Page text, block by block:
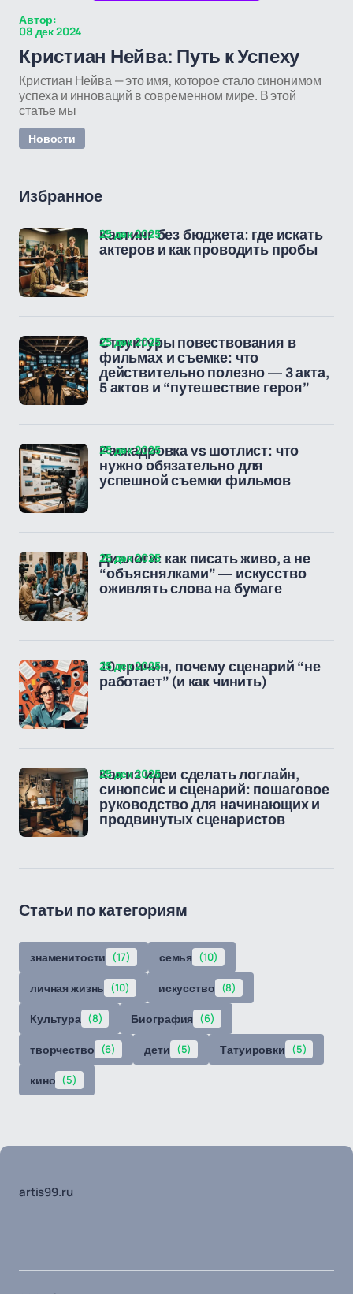
Автор:
08 дек 2024
Кристиан Нейва: Путь к Успеху
Кристиан Нейва — это имя, которое стало синонимом
успеха и инноваций в современном мире. В этой
статье мы
Новости
Избранное
Кастинг без бюджета: где искать
актеров и как проводить пробы
25 дек 2025
Структуры повествования в
фильмах и съемке: что
действительно полезно — 3 акта,
5 актов и “путешествие героя”
25 дек 2025
Раскадровка vs шотлист: что
нужно обязательно для
успешной съемки фильмов
25 дек 2025
Диалоги: как писать живо, а не
“объяснялками” — искусство
оживлять слова на бумаге
25 дек 2025
10 причин, почему сценарий “не
работает” (и как чинить)
25 дек 2025
Как из идеи сделать логлайн,
синопсис и сценарий: пошаговое
руководство для начинающих и
продвинутых сценаристов
25 дек 2025
Статьи по категориям
знаменитости (17) семья (10)
личная жизнь (10) искусство (8)
Культура (8) Биография (6)
творчество (6) дети (5) Татуировки (5)
кино (5)
artis99.ru